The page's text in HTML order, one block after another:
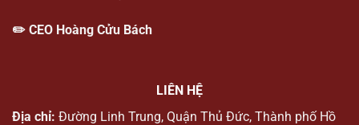
✏️ CEO Hoàng Cửu Bách
LIÊN HỆ
Địa chỉ: Đường Linh Trung, Quận Thủ Đức, Thành phố Hồ